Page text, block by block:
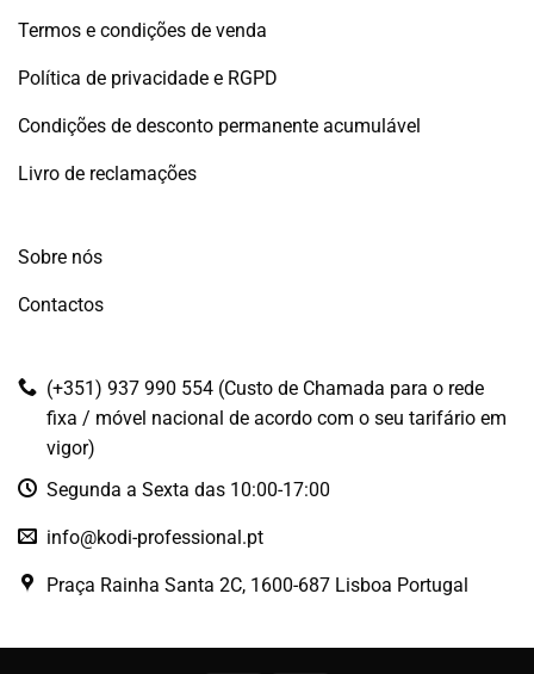
Termos e condições de venda
Política de privacidade e RGPD
Condições de desconto permanente acumulável
Livro de reclamações
Sobre nós
Contactos
(+351) 937 990 554 (Custo de Chamada para o rede
fixa / móvel nacional de acordo com o seu tarifário em
vigor)
Segunda a Sexta das 10:00-17:00
info@kodi-professional.pt
Praça Rainha Santa 2C, 1600-687 Lisboa Portugal